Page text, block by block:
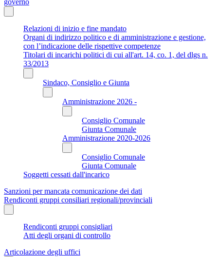
governo
Relazioni di inizio e fine mandato
Organi di indirizzo politico e di amministrazione e gestione,
con l’indicazione delle rispettive competenze
Titolari di incarichi politici di cui all'art. 14, co. 1, del dlgs n.
33/2013
Sindaco, Consiglio e Giunta
Amministrazione 2026 -
Consiglio Comunale
Giunta Comunale
Amministrazione 2020-2026
Consiglio Comunale
Giunta Comunale
Soggetti cessati dall'incarico
Sanzioni per mancata comunicazione dei dati
Rendiconti gruppi consiliari regionali/provinciali
Rendiconti gruppi consigliari
Atti degli organi di controllo
Articolazione degli uffici